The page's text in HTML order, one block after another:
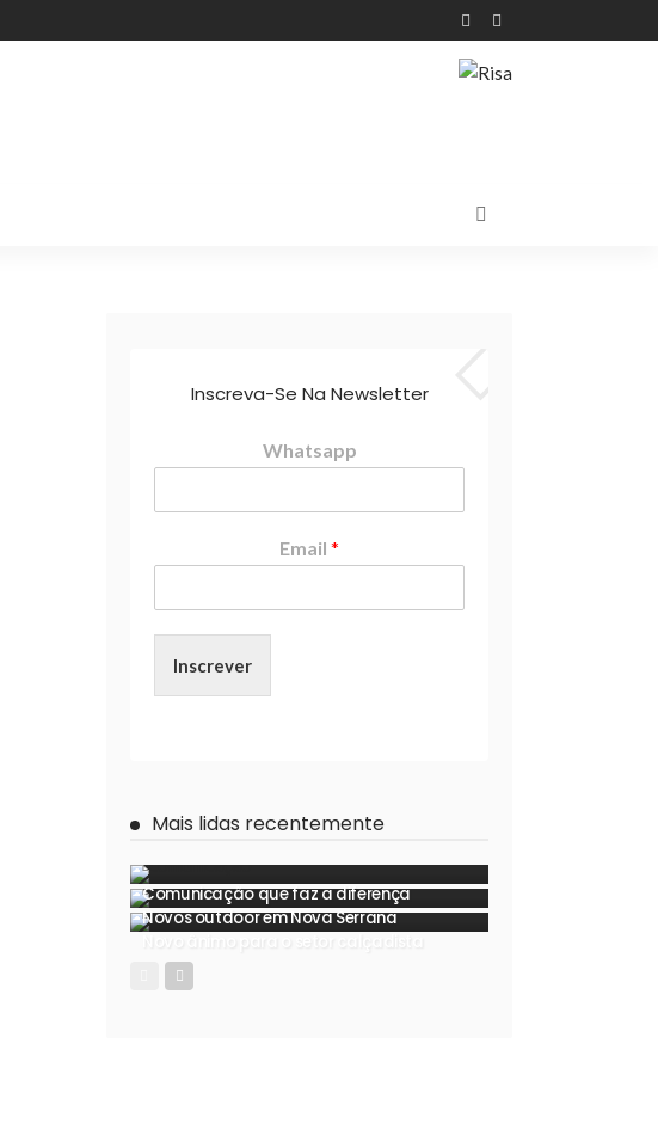
Inscreva-Se Na Newsletter
Whatsapp
Email *
Inscrever
Mais lidas recentemente
Comunicação que faz a diferença
Novos outdoor em Nova Serrana